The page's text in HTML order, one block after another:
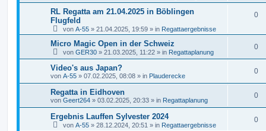
RL Regatta am 21.04.2025 in Böblingen
Flugfeld
von A-55 » 21.04.2025, 19:59 » in Regattaergebnisse
0
Micro Magic Open in der Schweiz
von GER30 » 21.03.2025, 11:22 » in Regattaplanung
0
Video's aus Japan?
von A-55 » 07.02.2025, 08:08 » in Plauderecke
0
Regatta in Eidhoven
von Geert264 » 03.02.2025, 20:33 » in Regattaplanung
0
Ergebnis Lauffen Sylvester 2024
von A-55 » 28.12.2024, 20:51 » in Regattaergebnisse
0